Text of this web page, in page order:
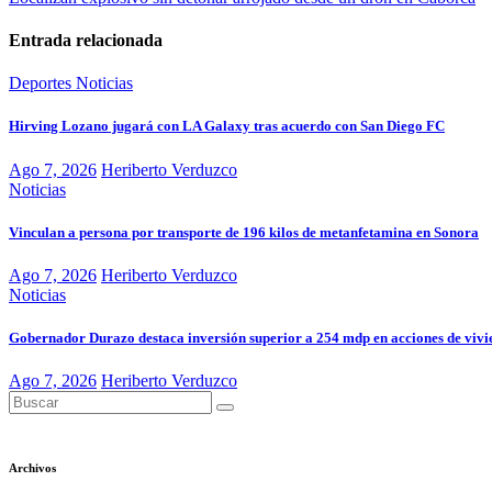
Entrada relacionada
Deportes Noticias
Hirving Lozano jugará con LA Galaxy tras acuerdo con San Diego FC
Ago 7, 2026 Heriberto Verduzco
Noticias
Vinculan a persona por transporte de 196 kilos de metanfetamina en Sonora
Ago 7, 2026 Heriberto Verduzco
Noticias
Gobernador Durazo destaca inversión superior a 254 mdp en acciones de
Ago 7, 2026 Heriberto Verduzco
Archivos